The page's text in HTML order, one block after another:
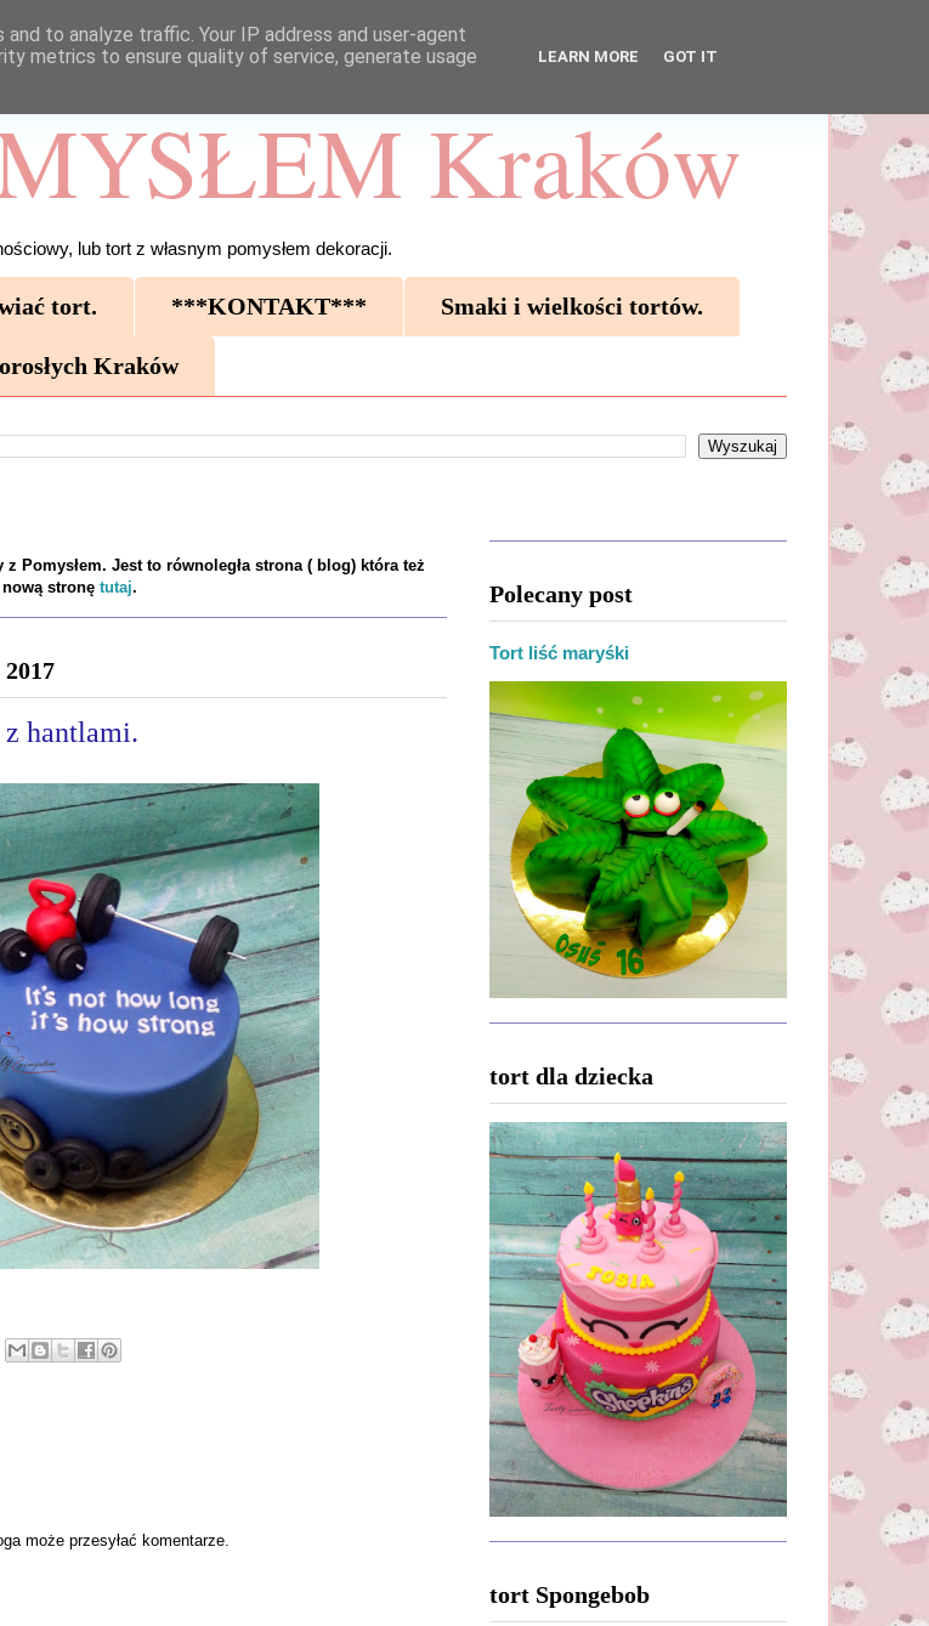
Kraków
lub tort z własnym pomysłem dekoracji.
tort. ***KONTAKT*** Smaki i wielkości tortów.
Kraków
Pomysłem. Jest to równoległa strona ( blog) która też
stronę tutaj.
hantlami.
może przesyłać komentarze.
Polecany post
Tort liść maryśki
tort dla dziecka
tort Spongebob
to analyze traffic. Your IP address and user-agent
metrics to ensure quality of service, generate usage
LEARN MORE GOT IT